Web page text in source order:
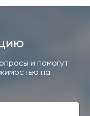
и помогут
на